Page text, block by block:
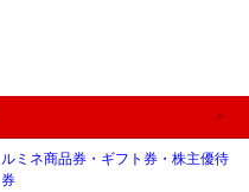
ルミネ商品券・ギフト券・株主優待
券